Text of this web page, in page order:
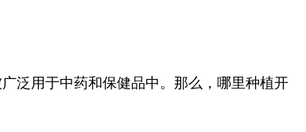
泛用于中药和保健品中。那么，哪里种植开